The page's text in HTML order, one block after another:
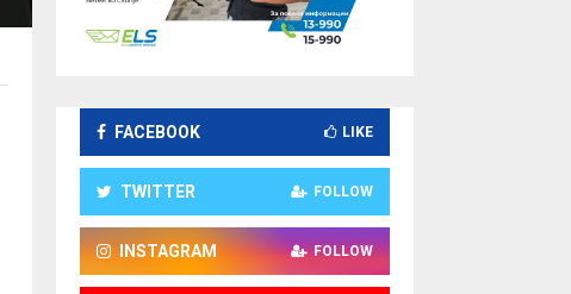
FACEBOOK LIKE
TWITTER FOLLOW
INSTAGRAM FOLLOW